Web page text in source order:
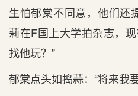
生怕郁棠不同意，他们还
莉在F国上大学拍杂志，
找他玩？”
郁棠点头如捣蒜：“将来我